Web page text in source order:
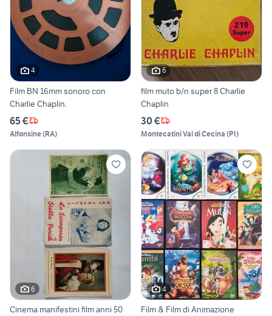
4
Film BN 16mm sonoro con
Charlie Chaplin.
65 €
Alfonsine(RA)
6
film muto b/n super 8 Charlie
Chaplin
30 €
Montecatini Val di Cecina (PI)
6
Cinema manifestini film anni 50
4
Film & Film di Animazione